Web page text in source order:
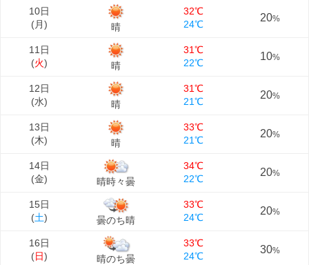
10日
(月) 晴
32℃
24℃
20%
11日
(火) 晴
31℃
22℃
10%
12日
(水) 晴
31℃
21℃
20%
13日
(木) 晴
33℃
21℃
20%
14日
(金) 晴時々曇
34℃
22℃
20%
15日
(土) 曇のち晴
33℃
24℃
20%
16日
(日) 晴のち曇
33℃
24℃
30%